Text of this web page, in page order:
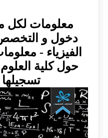
معلومات لكل
دخول و التخصص
الفيزياء -
حول كلية